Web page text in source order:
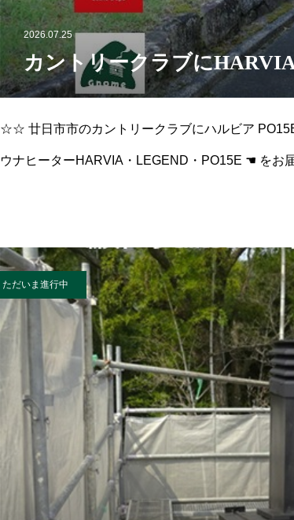
2026.07.25
カントリークラブに
☆☆ 廿日市市のカントリークラブにハルビア
ウナヒーターHARVIA・LEGEND・PO15E ☚ を
ただいま進行中